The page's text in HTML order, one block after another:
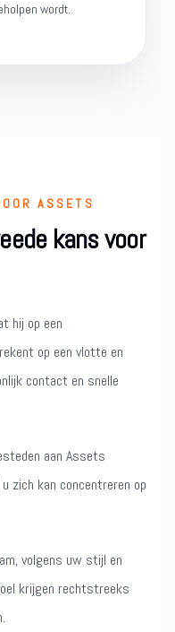
wordt.
ASSETS
kans voor
hij op een
op een vlotte en
contact en snelle
aan Assets
zich kan concentreren op
volgens uw stijl en
krijgen rechtstreeks